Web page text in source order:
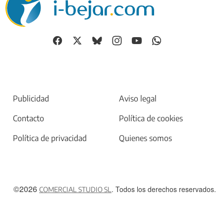
Publicidad
Aviso legal
Contacto
Política de cookies
Política de privacidad
Quienes somos
©2026 COMERCIAL STUDIO SL . Todos los derechos reservados.